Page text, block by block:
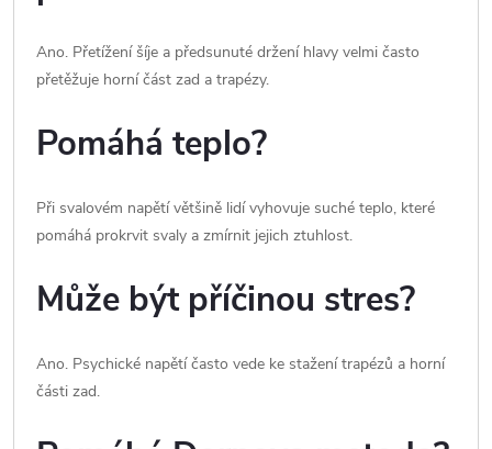
Ano. Přetížení šíje a předsunuté držení hlavy velmi často
přetěžuje horní část zad a trapézy.
Pomáhá teplo?
Při svalovém napětí většině lidí vyhovuje suché teplo, které
pomáhá prokrvit svaly a zmírnit jejich ztuhlost.
Může být příčinou stres?
Ano. Psychické napětí často vede ke stažení trapézů a horní
části zad.